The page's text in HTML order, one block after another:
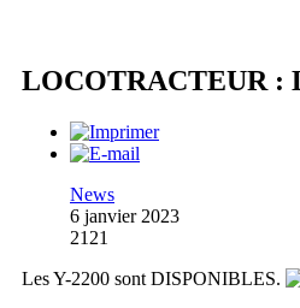
LOCOTRACTEUR :
News
6 janvier 2023
2121
Les Y-2200 sont DISPONIBLES.